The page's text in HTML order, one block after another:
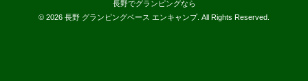
長野でグランピングなら
© 2026 長野 グランピングベース エンキャンプ. All Rights Reserved.